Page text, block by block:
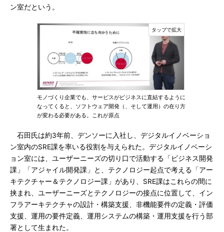
ン室だという。
モノづくり企業でも、サービスがビジネスに直結するように
なってくると、ソフトウェア開発（、そして運用）の在り方
が変わる必要がある。これが原点
石田氏は約3年前、デンソーに入社し、デジタルイノベーショ
ン室内のSRE課を率いる役割を与えられた。デジタルイノベーシ
ョン室には、ユーザーニーズの切り口で活動する「ビジネス開発
課」「アジャイル開発課」と、テクノロジー起点で考える「アー
キテクチャー＆テクノロジー課」があり、SRE課はこれらの間に
挟まれ、ユーザーニーズとテクノロジーの接点に位置して、イン
フラアーキテクチャの設計・構築支援、非機能要件の定義・評価
支援、運用の要件定義、運用システムの構築・運用支援を行う部
署として生まれた。